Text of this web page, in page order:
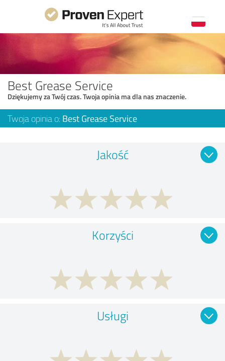
Best Grease Service
Dziękujemy za Twój czas. Twoja opinia ma dla nas znaczenie.
Twoja opinia o: Best Grease Service
Jakość
Korzyści
Usługi